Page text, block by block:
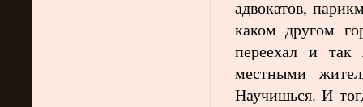
адвокатов,
каком другом
переехал и
местными
Научишься. И